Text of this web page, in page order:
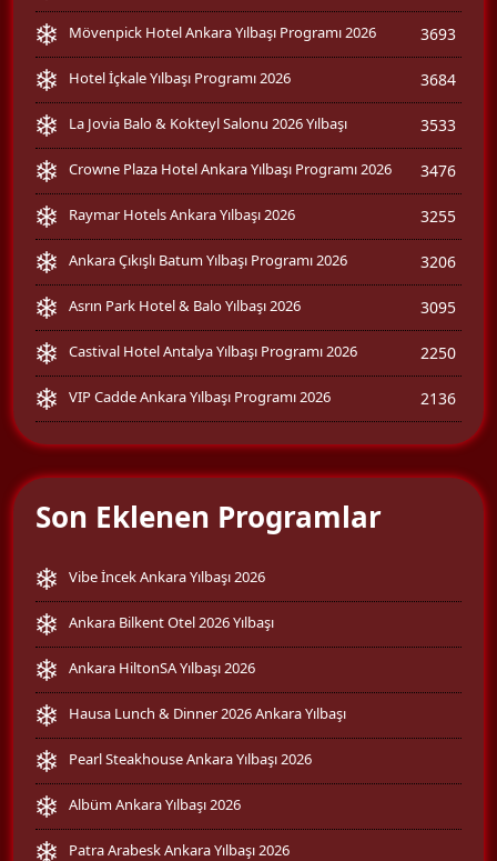
Mövenpick Hotel Ankara Yılbaşı Programı 2026 3693
Hotel İçkale Yılbaşı Programı 2026 3684
La Jovia Balo & Kokteyl Salonu 2026 Yılbaşı 3533
Crowne Plaza Hotel Ankara Yılbaşı Programı 2026 3476
Raymar Hotels Ankara Yılbaşı 2026 3255
Ankara Çıkışlı Batum Yılbaşı Programı 2026 3206
Asrın Park Hotel & Balo Yılbaşı 2026 3095
Castival Hotel Antalya Yılbaşı Programı 2026 2250
VIP Cadde Ankara Yılbaşı Programı 2026 2136
Son Eklenen Programlar
Vibe İncek Ankara Yılbaşı 2026
Ankara Bilkent Otel 2026 Yılbaşı
Ankara HiltonSA Yılbaşı 2026
Hausa Lunch & Dinner 2026 Ankara Yılbaşı
Pearl Steakhouse Ankara Yılbaşı 2026
Albüm Ankara Yılbaşı 2026
Patra Arabesk Ankara Yılbaşı 2026